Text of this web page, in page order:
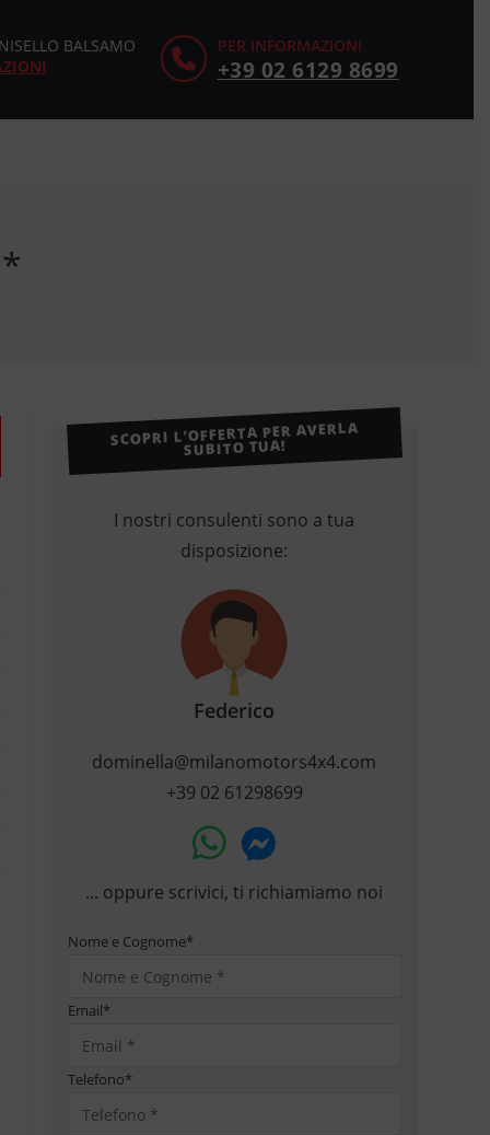
PER INFORMAZIONI
+39 02 6129 8699
BALSAMO
SCOPRI L’OFFERTA PER AVERLA
SUBITO TUA!
I nostri consulenti sono a tua
disposizione:
Federico
dominella@milanomotors4x4.com
+39 02 61298699
... oppure scrivici, ti richiamiamo noi
Nome e Cognome*
Email*
Telefono*